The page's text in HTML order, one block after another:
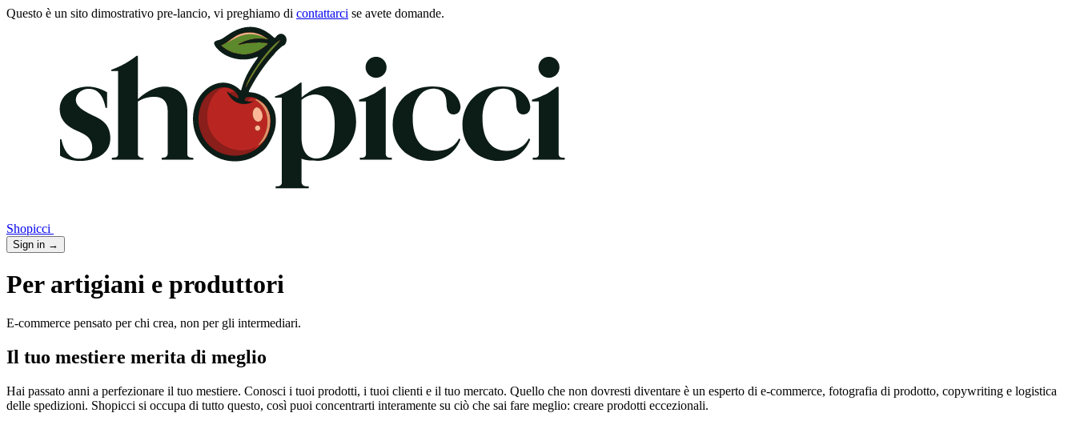
Questo è un sito dimostrativo pre-lancio, vi preghiamo di contattarci se avete domande.
Shopicci
Sign in →
Per artigiani e produttori
E-commerce pensato per chi crea, non per gli intermediari.
Il tuo mestiere merita di meglio
Hai passato anni a perfezionare il tuo mestiere. Conosci i tuoi prodotti, i tuoi clienti e il tuo mercato. Quello che non dovresti diventare è un esperto di e-commerce, fotografia di prodotto, copywriting e logistica
delle spedizioni. Shopicci si occupa di tutto questo, così puoi concentrarti interamente su ciò che sai fare meglio: creare prodotti eccezionali.